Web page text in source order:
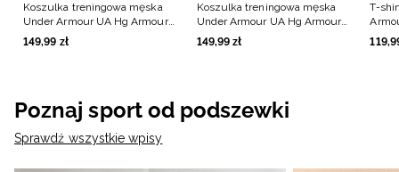
Koszulka treningowa męska
Under Armour UA Hg Armour
Comp Ss - czarna
149,99 zł
Koszulka treningowa męska
Under Armour UA Hg Armour
Comp Ss - biała
149,99 zł
T-
119,
Poznaj sport od podszewki
Sprawdź wszystkie wpisy